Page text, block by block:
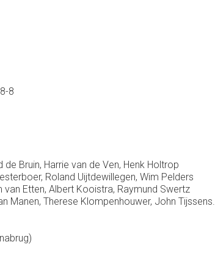
8
de Bruin, Harrie van de Ven, Henk Holtrop
Roland Uijtdewillegen, Wim Pelders
van Etten, Albert Kooistra, Raymund Swertz
Manen, Therese Klompenhouwer, John Tijssens.